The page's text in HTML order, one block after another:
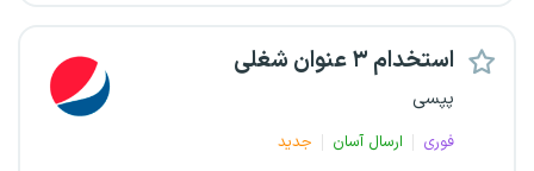
استخدام ۳ عنوان شغلی
پپسی
فوری ارسال آسان
جدید